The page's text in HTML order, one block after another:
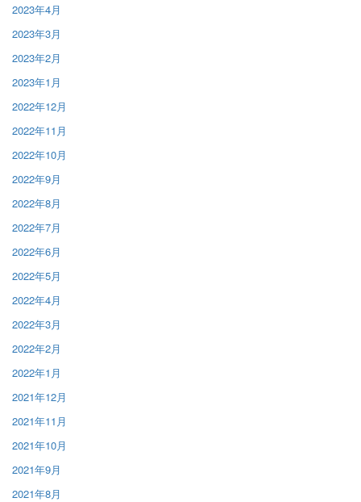
2023年4月
2023年3月
2023年2月
2023年1月
2022年12月
2022年11月
2022年10月
2022年9月
2022年8月
2022年7月
2022年6月
2022年5月
2022年4月
2022年3月
2022年2月
2022年1月
2021年12月
2021年11月
2021年10月
2021年9月
2021年8月